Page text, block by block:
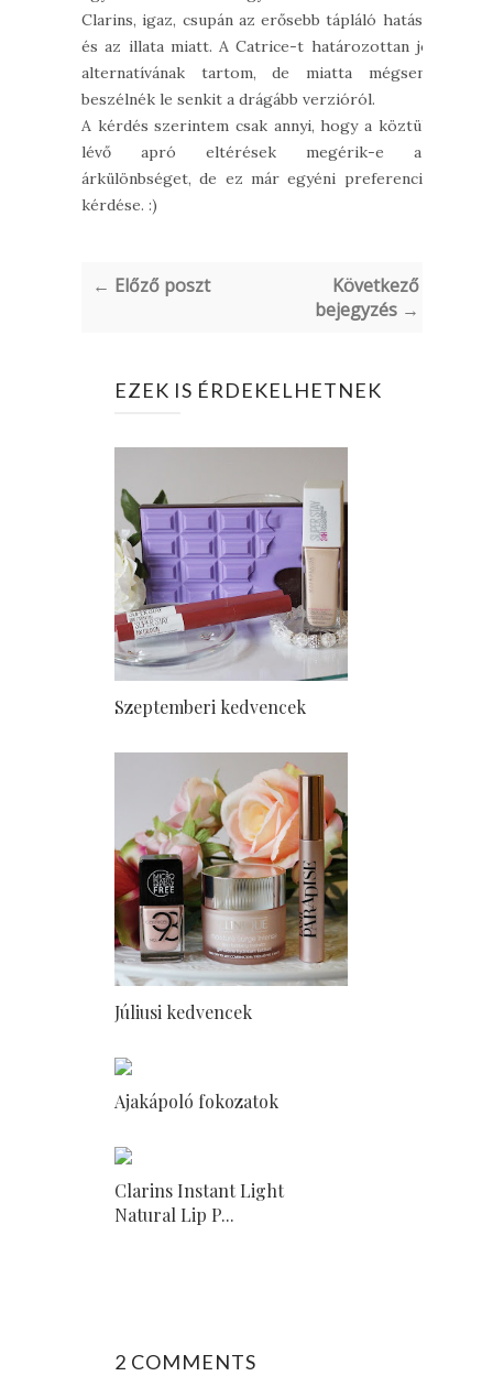
Clarins, igaz, csupán az erősebb tápláló hatása
és az illata miatt. A Catrice-t határozottan jó
alternatívának tartom, de miatta mégsem
beszélnék le senkit a drágább verzióról.
A kérdés szerintem csak annyi, hogy a köztük
lévő apró eltérések megérik-e az
árkülönbséget, de ez már egyéni preferencia
kérdése. :)
← Előző poszt
Következő
bejegyzés →
EZEK IS ÉRDEKELHETNEK
Szeptemberi kedvencek
Júliusi kedvencek
Ajakápoló fokozatok
Clarins Instant Light
Natural Lip P...
2 COMMENTS